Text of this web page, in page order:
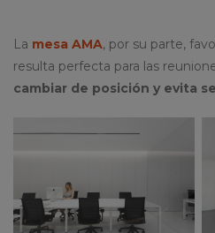
La mesa AMA, por su parte,
resulta perfecta para las
cambiar de posición y evita